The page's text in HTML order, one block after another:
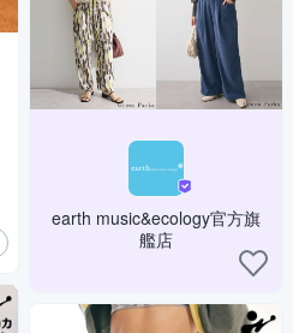
earth music&ecology官方旗
艦店